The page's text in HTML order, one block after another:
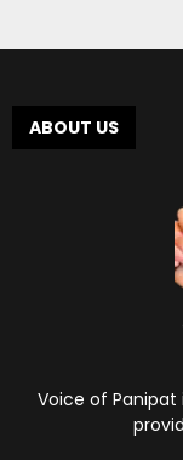
ABOUT US
Voice of Panipat